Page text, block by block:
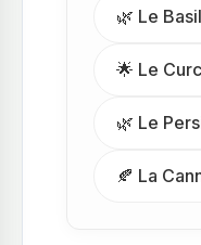
🌿 Le
🌟 Le
🌿 Le
🍂 La